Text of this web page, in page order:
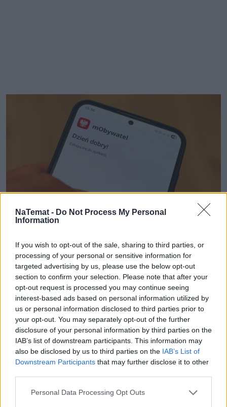
NaTemat - Do Not Process My Personal
Information
If you wish to opt-out of the sale, sharing to third parties, or
processing of your personal or sensitive information for
targeted advertising by us, please use the below opt-out
section to confirm your selection. Please note that after your
opt-out request is processed you may continue seeing
interest-based ads based on personal information utilized by
us or personal information disclosed to third parties prior to
your opt-out. You may separately opt-out of the further
disclosure of your personal information by third parties on the
IAB’s list of downstream participants. This information may
also be disclosed by us to third parties on the IAB’s List of
Downstream Participants that may further disclose it to other
Personal Data Processing Opt Outs
mObywatel z ważnym komunikatem.
schody
Każdy użytkownik mObywatela powinien
zalogować się do aplikacji najpóźniej do 5 sierpnia
2026 roku. To obowiązkowy etap automatycznego
odnawiania certyfikatów, od których zależy
możliwość korzystania z cyfrowych dokumentów i
usług. Wystarczy krótkie logowanie, by uniknąć
późniejszej, bardziej czasochłonnej procedury
ponownego potwierdzania tożsamości.
Czytaj całość